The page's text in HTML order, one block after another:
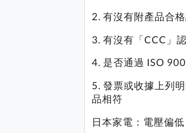
2. 有沒有附產品合
3. 有沒有「CCC」
4. 是否通過 ISO
5. 發票或收據上列
品相符
日本家電：電壓偏